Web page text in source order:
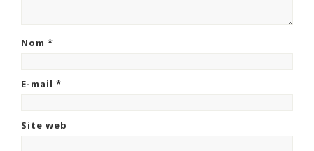
Nom *
E-mail *
Site web